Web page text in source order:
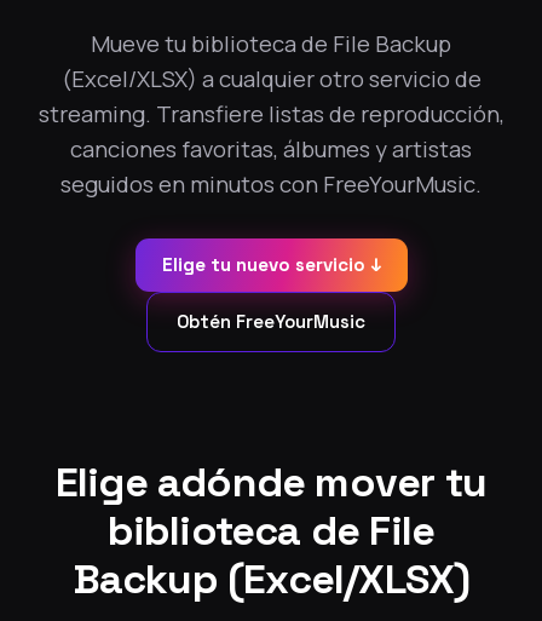
Mueve tu biblioteca de File Backup
(Excel/XLSX) a cualquier otro servicio de
streaming. Transfiere listas de reproducción,
canciones favoritas, álbumes y artistas
seguidos en minutos con FreeYourMusic.
Elige tu nuevo servicio ↓
Obtén FreeYourMusic
Elige adónde mover tu
biblioteca de File
Backup (Excel/XLSX)